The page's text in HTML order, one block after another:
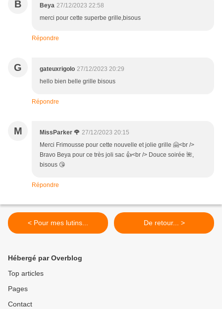
B Beya 27/12/2023 22:58
merci pour cette superbe grille,bisous
Répondre
G gateuxrigolo 27/12/2023 20:29
hello bien belle grille bisous
Répondre
M MissParker 🌹 27/12/2023 20:15
Merci Frimousse pour cette nouvelle et jolie grille 🤗<br />
Bravo Beya pour ce très joli sac 👍<br /> Douce soirée 🌺,
bisous 😘
Répondre
< Pour mes lutins... De retour... >
Hébergé par Overblog
Top articles
Pages
Contact